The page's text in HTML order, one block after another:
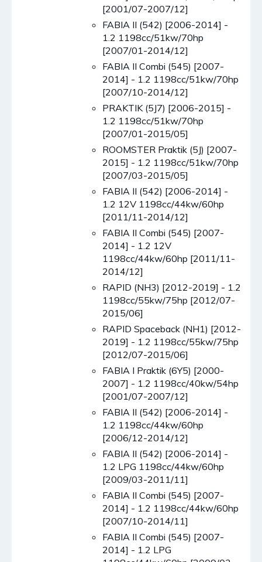
[2001/07-2007/12]
FABIA II (542) [2006-2014] -
1.2 1198cc/51kw/70hp
[2007/01-2014/12]
FABIA II Combi (545) [2007-
2014] - 1.2 1198cc/51kw/70hp
[2007/10-2014/12]
PRAKTIK (5J7) [2006-2015] -
1.2 1198cc/51kw/70hp
[2007/01-2015/05]
ROOMSTER Praktik (5J) [2007-
2015] - 1.2 1198cc/51kw/70hp
[2007/03-2015/05]
FABIA II (542) [2006-2014] -
1.2 12V 1198cc/44kw/60hp
[2011/11-2014/12]
FABIA II Combi (545) [2007-
2014] - 1.2 12V
1198cc/44kw/60hp [2011/11-
2014/12]
RAPID (NH3) [2012-2019] - 1.2
1198cc/55kw/75hp [2012/07-
2015/06]
RAPID Spaceback (NH1) [2012-
2019] - 1.2 1198cc/55kw/75hp
[2012/07-2015/06]
FABIA I Praktik (6Y5) [2000-
2007] - 1.2 1198cc/40kw/54hp
[2001/07-2007/12]
FABIA II (542) [2006-2014] -
1.2 1198cc/44kw/60hp
[2006/12-2014/12]
FABIA II (542) [2006-2014] -
1.2 LPG 1198cc/44kw/60hp
[2009/03-2011/11]
FABIA II Combi (545) [2007-
2014] - 1.2 1198cc/44kw/60hp
[2007/10-2014/11]
FABIA II Combi (545) [2007-
2014] - 1.2 LPG